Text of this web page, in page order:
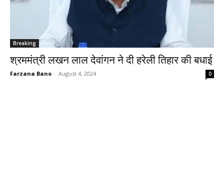
Breaking
श्रममंत्री लखन लाल देवांगन ने दी हरेली तिहार की बधाई
Farzana Bano - August 4, 2024 0